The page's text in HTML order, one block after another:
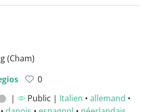
(Cham)
0
| Public | Italien • allemand •